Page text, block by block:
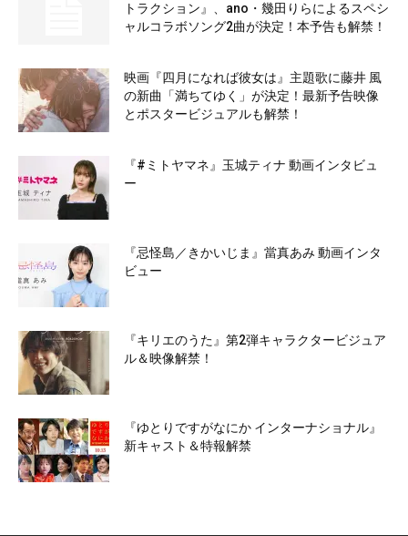
トラクション』、ano・幾田りらによるスペシ
ャルコラボソング2曲が決定！本予告も解禁！
映画『四月になれば彼女は』主題歌に藤井 風
の新曲「満ちてゆく」が決定！最新予告映像
とポスタービジュアルも解禁！
『#ミトヤマネ』玉城ティナ 動画インタビュ
ー
『忌怪島／きかいじま』當真あみ 動画インタ
ビュー
『キリエのうた』第2弾キャラクタービジュア
ル＆映像解禁！
『ゆとりですがなにか インターナショナル』
新キャスト＆特報解禁